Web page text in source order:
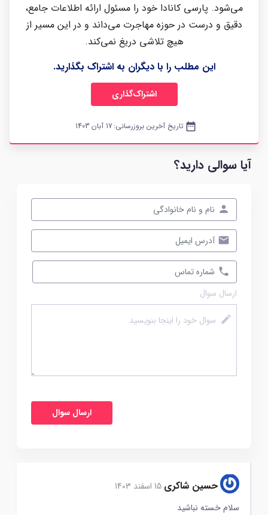
می‌شود. پارسی کانادا خود را مسئول ارائه اطلاعات جامع،
دقیق و درست در حوزه مهاجرت می‌داند و در این مسیر از
هیچ تلاشی دریغ نمی‌کند.
این مطلب را با دیگران به اشتراک بگذارید.
اشتراک‌گذاری
date_range تاریخ آخرین بروزرسانی: 17 آبان 1403
آیا سوالی دارید؟
ارسال سوال
حسین شاکری 15 اسفند 1403
سلام خسته نباشید